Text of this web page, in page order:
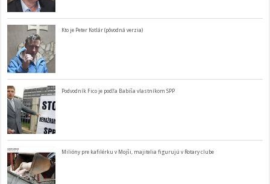
Kto je Peter Kotlár (pôvodná verzia)
Podvodník Fico je podľa Babiša vlastníkom SPP
Milióny pre kafilérku v Mojši, majitelia figurujú v Rotary clube